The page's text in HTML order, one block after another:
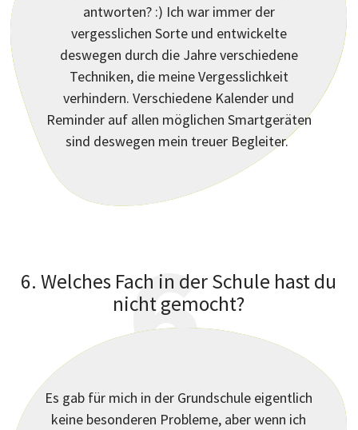
antworten? :) Ich war immer der
vergesslichen Sorte und entwickelte
deswegen durch die Jahre verschiedene
Techniken, die meine Vergesslichkeit
verhindern. Verschiedene Kalender und
Reminder auf allen möglichen Smartgeräten
sind deswegen mein treuer Begleiter.
?
6
6. Welches Fach in der Schule hast du
nicht gemocht?
Es gab für mich in der Grundschule eigentlich
keine besonderen Probleme, aber wenn ich